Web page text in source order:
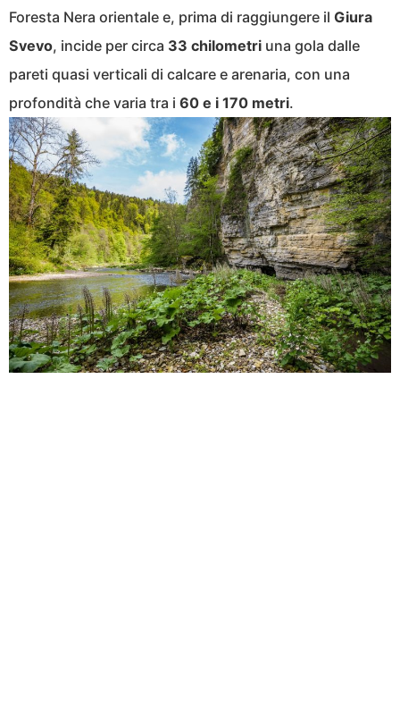
Foresta Nera orientale e, prima di raggiungere il Giura
Svevo, incide per circa 33 chilometri una gola dalle
pareti quasi verticali di calcare e arenaria, con una
profondità che varia tra i 60 e i 170 metri.